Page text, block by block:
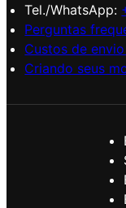
Tel./WhatsApp:
Perguntas
Custos de
Criando seus